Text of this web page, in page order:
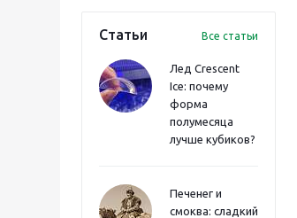
Статьи Все статьи
Лед Crescent
Ice: почему
форма
полумесяца
лучше кубиков?
Печенег и
смоква: сладкий